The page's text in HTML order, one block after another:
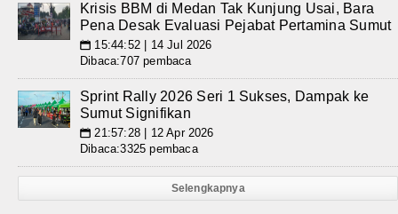
Krisis BBM di Medan Tak Kunjung Usai, Bara
Pena Desak Evaluasi Pejabat Pertamina Sumut
📅 15:44:52 | 14 Jul 2026
Dibaca:707 pembaca
Sprint Rally 2026 Seri 1 Sukses, Dampak ke
Sumut Signifikan
📅 21:57:28 | 12 Apr 2026
Dibaca:3325 pembaca
Selengkapnya